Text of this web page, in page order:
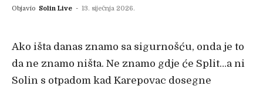
Objavio Solin Live - 13. siječnja 2026.
Ako išta danas znamo sa sigurnošću, onda je to
da ne znamo ništa. Ne znamo gdje će Split…a ni
Solin s otpadom kad Karepovac dosegne